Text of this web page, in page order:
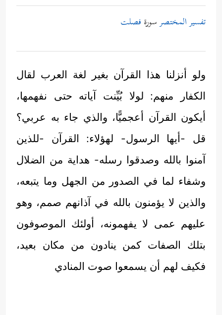
تفسير المختصرسورة فصلت
ولو أنزلنا هذا القرآن بغير لغة العرب لقال
الكفار منهم: لولا بُيِّنت آياته حتى نفهمها،
أيكون القرآن أعجميًّا، والذي جاء به عربي؟
قل -أيها الرسول- لهؤلاء: القرآن -للذين
آمنوا بالله وصدقوا رسله- هداية من الضلال
وشفاء لما في الصدور من الجهل وما يتبعه،
والذين لا يؤمنون بالله في آذانهم صمم، وهو
عليهم عمى لا يفهمونه، أولئك الموصوفون
بتلك الصفات كمن ينادون من مكان بعيد،
فكيف لهم أن يسمعوا صوت المنادي